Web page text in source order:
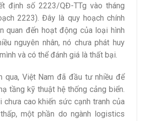
định số 2223/QĐ-TTg vào tháng
2223). Đây là quy hoạch chính
quan đến hoạt động của loại hình
nguyên nhân, nó chưa phát huy
và có thể đánh giá là thất bại.
qua, Việt Nam đã đầu tư nhiều để
tầng kỹ thuật hệ thống cảng biển.
chưa cao khiến sức cạnh tranh của
một phần do ngành logistics